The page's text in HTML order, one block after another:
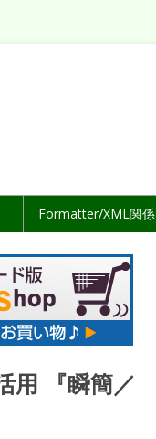
Formatter/XML関係
用 『瞬簡／